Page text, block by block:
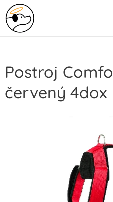
Postroj
červený 4dox